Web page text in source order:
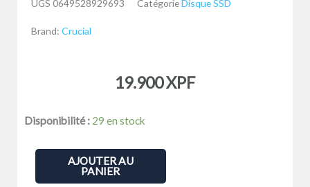
UGS 0649528929693 CatégorieDisque SSD
Brand: Crucial
19.900XPF
Disponibilité : 29 en stock
quantité
AJOUTER AU
PANIER